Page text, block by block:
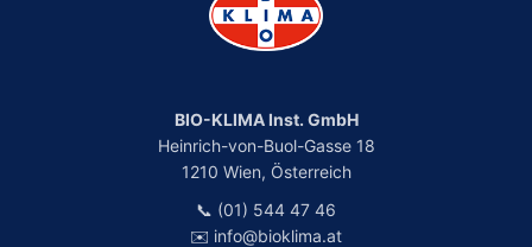
BIO-KLIMA Inst. GmbH
Heinrich-von-Buol-Gasse 18
1210 Wien, Österreich
📞 (01) 544 47 46
✉️ info@bioklima.at